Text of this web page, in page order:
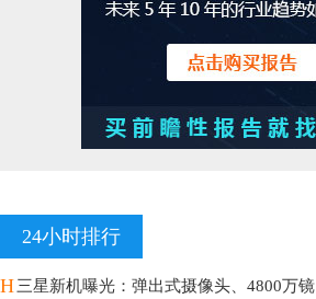
24小时排行
H三星新机曝光：弹出式摄像头、4800万镜